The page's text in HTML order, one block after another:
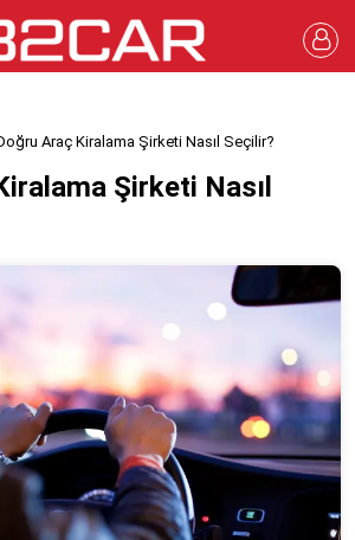
Araç Kiralama Şirketi Nasıl Seçilir?
Şirketi Nasıl